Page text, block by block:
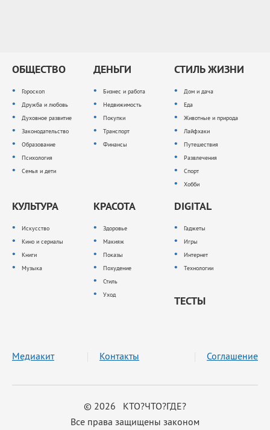
ОБЩЕСТВО
Гороскоп
Дружба и любовь
Духовное развитие
Законодательство
Образование
Психология
Семья и дети
ДЕНЬГИ
Бизнес и работа
Недвижимость
Покупки
Транспорт
Финансы
СТИЛЬ ЖИЗНИ
Дом и дача
Еда
Животные и природа
Лайфхаки
Путешествия
Развлечения
Спорт
Хобби
КУЛЬТУРА
Искусство
Кино и сериалы
Книги
Музыка
КРАСОТА
Здоровье
Макияж
Показы
Похудение
Стиль
Уход
DIGITAL
Гаджеты
Игры
Интернет
Технологии
ТЕСТЫ
© 2026 КТО?ЧТО?ГДЕ?
Все права защищены законом
Медиакит Контакты Соглашение